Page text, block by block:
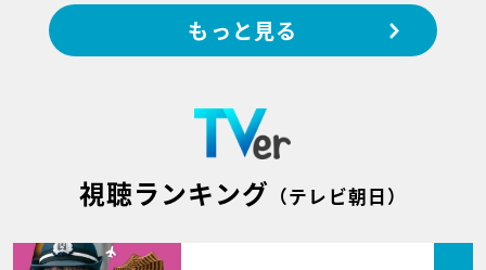
もっと見る
視聴ランキング （テレビ朝日）